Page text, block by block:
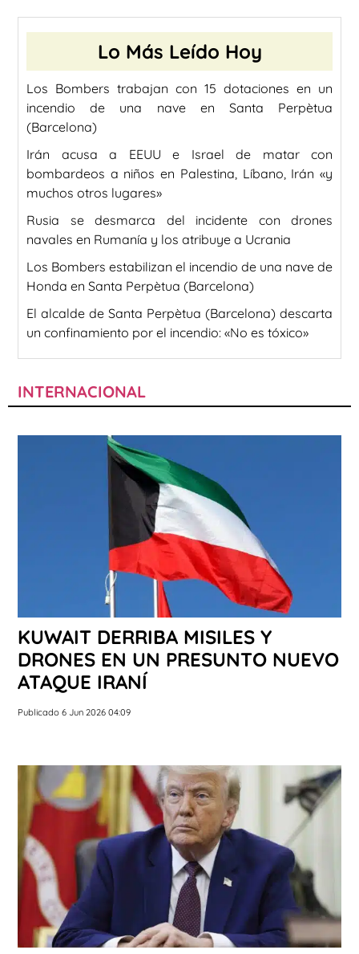
Lo Más Leído Hoy
Los Bombers trabajan con 15 dotaciones en un
incendio de una nave en Santa Perpètua
(Barcelona)
Irán acusa a EEUU e Israel de matar con
bombardeos a niños en Palestina, Líbano, Irán «y
muchos otros lugares»
Rusia se desmarca del incidente con drones
navales en Rumanía y los atribuye a Ucrania
Los Bombers estabilizan el incendio de una nave de
Honda en Santa Perpètua (Barcelona)
El alcalde de Santa Perpètua (Barcelona) descarta
un confinamiento por el incendio: «No es tóxico»
INTERNACIONAL
KUWAIT DERRIBA MISILES Y
DRONES EN UN PRESUNTO NUEVO
ATAQUE IRANÍ
Publicado 6 Jun 2026 04:09